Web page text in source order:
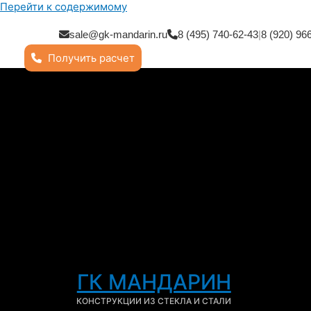
Перейти к содержимому
sale@gk-mandarin.ru 8 (495) 740-62-43|8 (920)
Получить расчет
ГК МАНДАРИН
КОНСТРУКЦИИ ИЗ СТЕКЛА И СТАЛИ